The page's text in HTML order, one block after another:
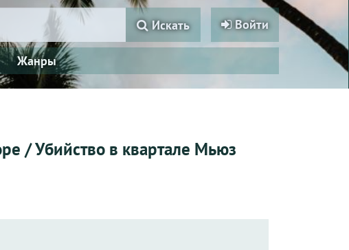
Войти
Искать
Жанры
/ Убийство в квартале Мьюз